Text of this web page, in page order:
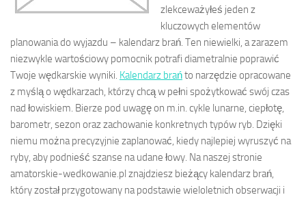
zlekceważyłeś jeden z
kluczowych elementów
planowania do wyjazdu – kalendarz brań. Ten niewielki, a zarazem
niezwykle wartościowy pomocnik potrafi diametralnie poprawić
Twoje wędkarskie wyniki. Kalendarz brańto narzędzie opracowane
z myślą o wędkarzach, którzy chcą w pełni spożytkować swój czas
nad łowiskiem. Bierze pod uwagę on m.in. cykle lunarne, ciepłotę,
barometr, sezon oraz zachowanie konkretnych typów ryb. Dzięki
niemu można precyzyjnie zaplanować, kiedy najlepiej wyruszyć na
ryby, aby podnieść szanse na udane łowy. Na naszej stronie
amatorskie-wedkowanie.pl znajdziesz bieżący kalendarz brań,
który został przygotowany na podstawie wieloletnich obserwacji i